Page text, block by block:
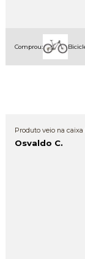
Comprou:
Produto veio na
Osvaldo C.